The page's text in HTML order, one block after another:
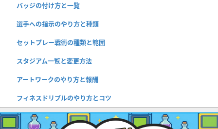
バッジの付け方と一覧
選手への指示のやり方と種類
セットプレー戦術の種類と範囲
スタジアム一覧と変更方法
アートワークのやり方と報酬
フィネスドリブルのやり方とコツ